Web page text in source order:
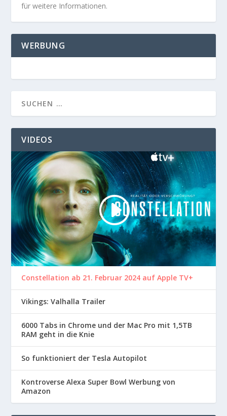
für weitere Informationen.
WERBUNG
VIDEOS
Constellation ab 21. Februar 2024 auf Apple TV+
Vikings: Valhalla Trailer
6000 Tabs in Chrome und der Mac Pro mit 1,5TB
RAM geht in die Knie
So funktioniert der Tesla Autopilot
Kontroverse Alexa Super Bowl Werbung von
Amazon